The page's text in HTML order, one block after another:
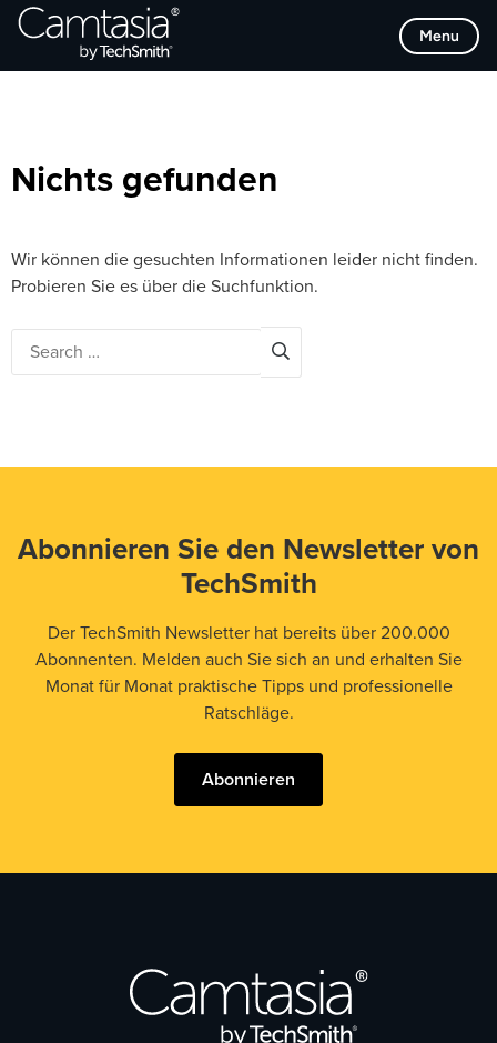
Direkt
zum
Menu
Browse Categories
Nichts gefunden
Wir können die gesuchten Informationen leider nicht finden.
Probieren Sie es über die Suchfunktion.
Abonnieren Sie den Newsletter von
TechSmith
Der TechSmith Newsletter hat bereits über 200.000
Abonnenten. Melden auch Sie sich an und erhalten Sie
Monat für Monat praktische Tipps und professionelle
Ratschläge.
Abonnieren